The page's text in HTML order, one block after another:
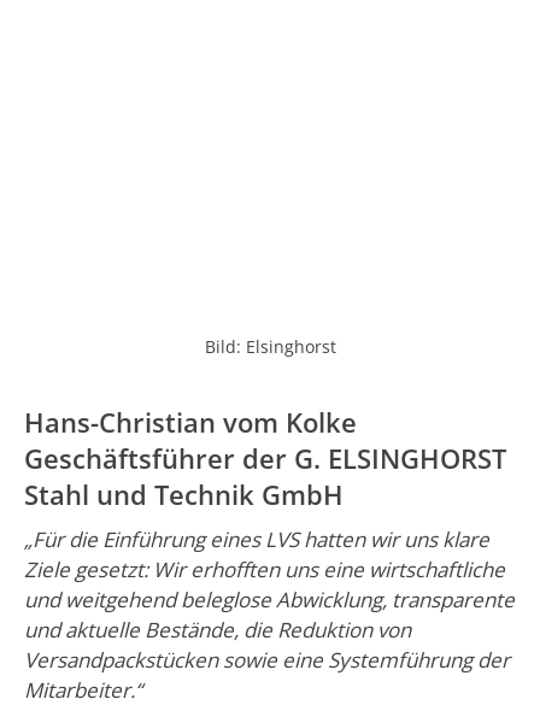
Bild: Elsinghorst
Hans-Christian vom Kolke
Geschäftsführer der G. ELSINGHORST
Stahl und Technik GmbH
„Für die Einführung eines LVS hatten wir uns klare
Ziele gesetzt: Wir erhofften uns eine wirtschaftliche
und weitgehend beleglose Abwicklung, transparente
und aktuelle Bestände, die Reduktion von
Versandpackstücken sowie eine Systemführung der
Mitarbeiter.“